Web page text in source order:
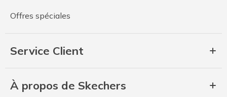
Offres spéciales
Service Client
À propos de Skechers